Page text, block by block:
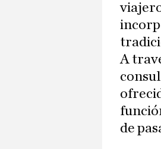
A
de